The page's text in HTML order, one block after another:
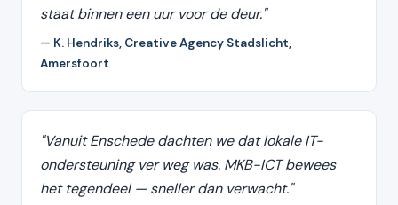
staat binnen een uur voor de deur."
— K. Hendriks, Creative Agency Stadslicht,
Amersfoort
"Vanuit Enschede dachten we dat lokale IT-
ondersteuning ver weg was. MKB-ICT bewees
het tegendeel — sneller dan verwacht."